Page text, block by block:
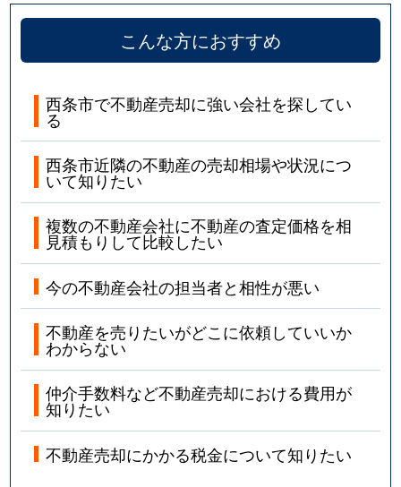
こんな方におすすめ
西条市で不動産売却に強い会社を探してい
る
西条市近隣の不動産の売却相場や状況につ
いて知りたい
複数の不動産会社に不動産の査定価格を相
見積もりして比較したい
今の不動産会社の担当者と相性が悪い
不動産を売りたいがどこに依頼していいか
わからない
仲介手数料など不動産売却における費用が
知りたい
不動産売却にかかる税金について知りたい